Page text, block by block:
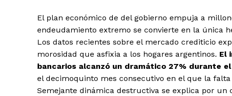
El plan económico de del gobierno empuja a
endeudamiento extremo se convierte en la única
Los datos recientes sobre el mercado crediticio
morosidad que asfixia a los hogares argentinos. El
bancarios alcanzó un dramático 27% durante
el decimoquinto mes consecutivo en el que la
Semejante dinámica destructiva se explica por un